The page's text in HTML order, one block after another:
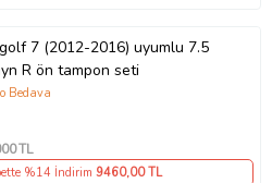
7 (2012-2016) uyumlu 7.5
R ön tampon seti
Bedava
TL
%14 İndirim 9460,00 TL